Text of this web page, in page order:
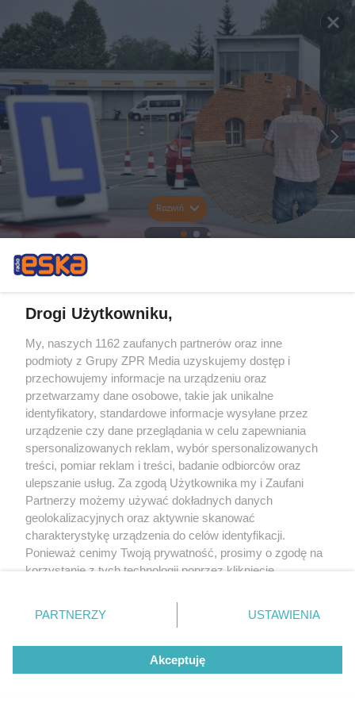
Rozwiń
Drogi Użytkowniku,
My, naszych 1162 zaufanych partnerów oraz inne
podmioty z Grupy ZPR Media uzyskujemy dostęp i
przechowujemy informacje na urządzeniu oraz
przetwarzamy dane osobowe, takie jak unikalne
identyfikatory, standardowe informacje wysyłane przez
urządzenie czy dane przeglądania w celu zapewniania
spersonalizowanych reklam, wybór spersonalizowanych
treści, pomiar reklam i treści, badanie odbiorców oraz
ulepszanie usług. Za zgodą Użytkownika my i Zaufani
Partnerzy możemy używać dokładnych danych
geolokalizacyjnych oraz aktywnie skanować
charakterystykę urządzenia do celów identyfikacji.
Ponieważ cenimy Twoją prywatność, prosimy o zgodę na
korzystanie z tych technologii poprzez kliknięcie
zmienić/wycofać klikając przycisk ustawień prywatności
znajdujący się w lewym dolnym rogu strony
rodzaje przetwarzania danych nie wymagają zgody
użytkownika, ale masz prawo sprzeciwić się takiemu
przetwarzaniu. Preferencje będą miały zastosowanie tylko
PARTNERZY USTAWIENIA
Akceptuję